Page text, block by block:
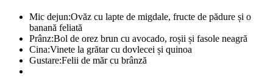
Mic dejun:Ovăz cu lapte de migdale, fructe de pădure și o
banană feliată
Prânz:Bol de orez brun cu avocado, roșii și fasole neagră
Cina:Vinete la grătar cu dovlecei și quinoa
Gustare:Felii de măr cu brânză